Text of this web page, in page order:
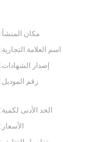
مكان المنشأ:
اسم العلامة التجارية:
إصدار الشهادات:
رقم الموديل:
الحد الأدنى لكمية:
الأسعار: